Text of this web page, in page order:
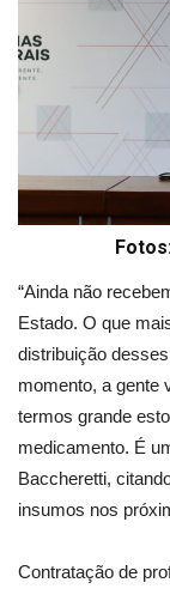
“Ainda não
Estado. O que
distribuição
momento, a gente
termos grande
medicamento. É
Baccheretti,
insumos nos
Contratação de